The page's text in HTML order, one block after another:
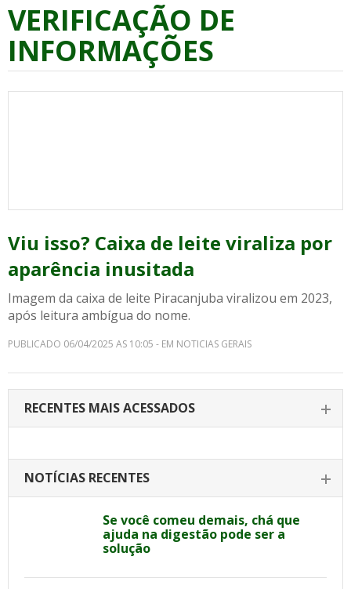
VERIFICAÇÃO DE
INFORMAÇÕES
Viu isso? Caixa de leite viraliza por
aparência inusitada
Imagem da caixa de leite Piracanjuba viralizou em 2023,
após leitura ambígua do nome.
PUBLICADO 06/04/2025 AS 10:05 - EM NOTICIAS GERAIS
RECENTES MAIS ACESSADOS
NOTÍCIAS RECENTES
Se você comeu demais, chá que
ajuda na digestão pode ser a
solução